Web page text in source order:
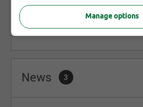
Comptable Professionnel Agréé
500 rue Berri, bureau 209,
News 3
Manage options